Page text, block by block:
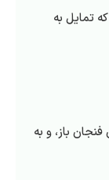
تمایل به
باز، و به